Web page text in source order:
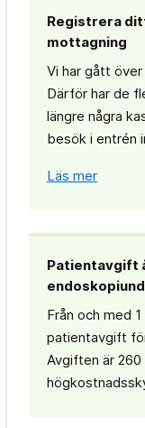
Registrera
mottagning
Vi har gått över
Därför har de
längre några
besök i entrén
Läs mer
Patientavgift
Från och med
patientavgift
Avgiften är 260